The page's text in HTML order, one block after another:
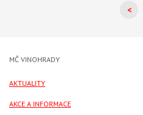
<
MČ VINOHRADY
AKTUALITY
AKCE A INFORMACE